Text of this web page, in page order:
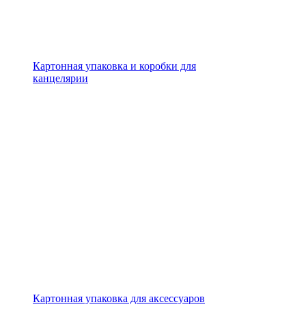
Картонная упаковка и коробки для
канцелярии
Картонная упаковка для аксессуаров